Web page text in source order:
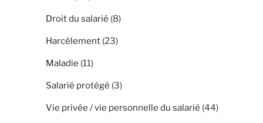
Droit du salarié (8)
Harcèlement (23)
Maladie (11)
Salarié protégé (3)
Vie privée / vie personnelle du salarié (44)